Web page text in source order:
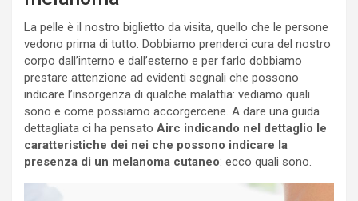
La pelle è il nostro biglietto da visita, quello che le persone
vedono prima di tutto. Dobbiamo prenderci cura del nostro
corpo dall’interno e dall’esterno e per farlo dobbiamo
prestare attenzione ad evidenti segnali che possono
indicare l’insorgenza di qualche malattia: vediamo quali
sono e come possiamo accorgercene. A dare una guida
dettagliata ci ha pensato Airc indicando nel dettaglio le
caratteristiche dei nei che possono indicare la
presenza di un melanoma cutaneo: ecco quali sono.